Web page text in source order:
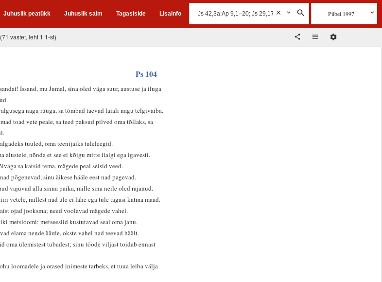
Juhuslik peatükk Juhuslik salm Tagasiside Lisainfo Piibel 1997
(71 vastet, leht 1 1-st)
Ps 104
Issand, mu Jumal, sina oled väga suur, austuse ja iluga
nagu rüüga, sa tõmbad taevad laiali nagu telgivaiba.
toad vete peale, sa teed paksud pilved oma tõllaks, sa
tuuled, oma teenijaiks tuleleegid.
alustele, nõnda et see ei kõigu mitte iialgi ega igavesti.
sa katsid tema, mägede peal seisid veed.
põgenevad, sinu äikese hääle eest nad pagevad.
vajuvad alla sinna paika, mille sina neile oled rajanud.
vetele, millest nad üle ei lähe ega tule tagasi katma maad.
ojad jooksma; need voolavad mägede vahel.
metsloomi; metseeslid kustutavad seal oma janu.
elama nende äärde, okste vahel nad teevad häält.
oma ülemistest tubadest; sinu tööde viljast toidab ennast
loomadele ja orased inimeste tarbeks, et tuua leiba välja